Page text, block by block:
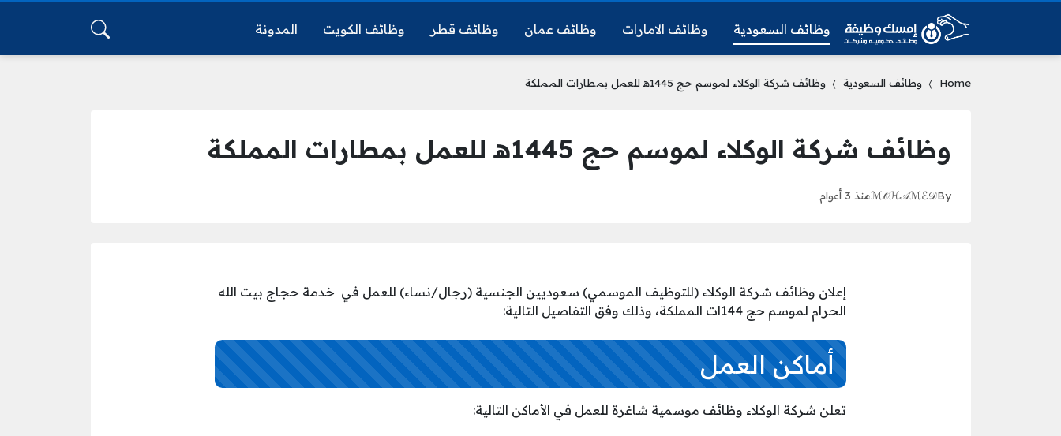
وظائف السعودية وظائف الامارات وظائف عمان وظائف قطر وظائف الكويت المدونة
Home وظائف السعودية وظائف شركة الوكلاء لموسم حج 1445ه‍ للعمل بمطارات المملكة
وظائف شركة الوكلاء لموسم حج 1445ه‍ للعمل بمطارات المملكة
By
ℳ𝒪ℋ𝒜ℳℰ𝒟منذ 3 أعوام
إعلان وظائف شركة الوكلاء (للتوظيف الموسمي) سعوديين الجنسية (رجال/نساء) للعمل في خدمة حجاج بيت الله
الحرام لموسم حج 144ات المملكة، وذلك وفق التفاصيل التالية:
أماكن العمل
تعلن شركة الوكلاء وظائف موسمية شاغرة للعمل في الأماكن التالية: